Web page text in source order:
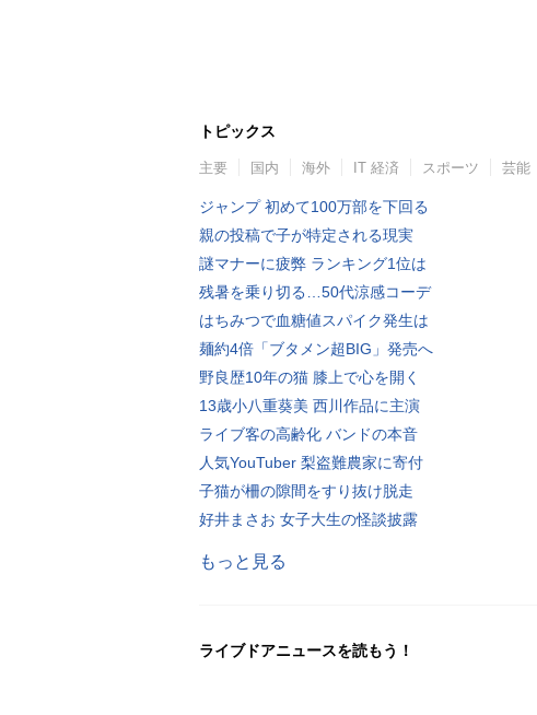
トピックス
主要 国内 海外 IT 経済 スポーツ 芸能
ジャンプ 初めて100万部を下回る
親の投稿で子が特定される現実
謎マナーに疲弊 ランキング1位は
残暑を乗り切る…50代涼感コーデ
はちみつで血糖値スパイク発生は
麺約4倍「ブタメン超BIG」発売へ
野良歴10年の猫 膝上で心を開く
13歳小八重葵美 西川作品に主演
ライブ客の高齢化 バンドの本音
人気YouTuber 梨盗難農家に寄付
子猫が柵の隙間をすり抜け脱走
好井まさお 女子大生の怪談披露
もっと見る
ライブドアニュースを読もう！